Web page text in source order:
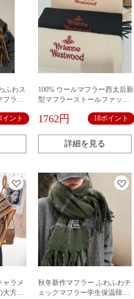
ふわス
フラー
温厚手
イント
100% ウールマフラー西太后新
型マフラーストールファッシ
ー刺繍
1762円 18ポイント
詳細を見る
ャラメ
大方巾
秋冬新作マフラー ふわふわチ
ェックマフラー学生保温韓国